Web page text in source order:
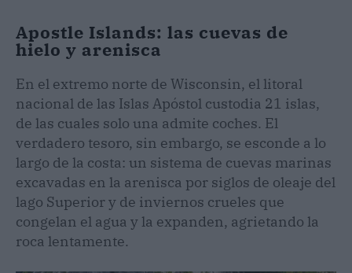
Apostle Islands: las cuevas de
hielo y arenisca
En el extremo norte de Wisconsin, el litoral
nacional de las Islas Apóstol custodia 21 islas,
de las cuales solo una admite coches. El
verdadero tesoro, sin embargo, se esconde a lo
largo de la costa: un sistema de cuevas marinas
excavadas en la arenisca por siglos de oleaje del
lago Superior y de inviernos crueles que
congelan el agua y la expanden, agrietando la
roca lentamente.